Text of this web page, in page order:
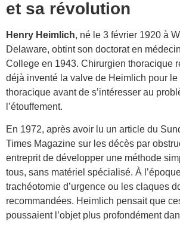
et sa révolution
Henry Heimlich, né le 3 février 1920 à
Delaware, obtint son doctorat en
College en 1943. Chirurgien thoracique
déjà inventé la valve de Heimlich pour
thoracique avant de s’intéresser au
l’étouffement.
En 1972, après avoir lu un article du
Times Magazine sur les décès par
entreprit de développer une méthode
tous, sans matériel spécialisé. À
trachéotomie d’urgence ou les claques
recommandées. Heimlich pensait que
poussaient l’objet plus profondément